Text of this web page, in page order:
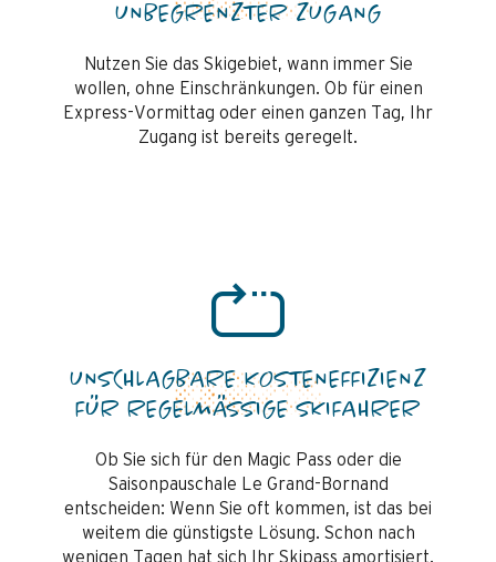
UNBEGRENZTER ZUGANG
Nutzen Sie das Skigebiet, wann immer Sie
wollen, ohne Einschränkungen. Ob für einen
Express-Vormittag oder einen ganzen Tag, Ihr
Zugang ist bereits geregelt.
UNSCHLAGBARE KOSTENEFFIZIENZ
FÜR REGELMÄSSIGE SKIFAHRER
Ob Sie sich für den Magic Pass oder die
Saisonpauschale Le Grand-Bornand
entscheiden: Wenn Sie oft kommen, ist das bei
weitem die günstigste Lösung. Schon nach
wenigen Tagen hat sich Ihr Skipass amortisiert.